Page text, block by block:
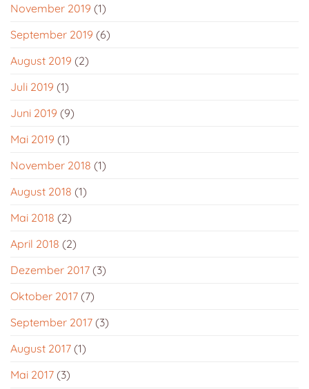
November 2019 (1)
September 2019 (6)
August 2019 (2)
Juli 2019 (1)
Juni 2019 (9)
Mai 2019 (1)
November 2018 (1)
August 2018 (1)
Mai 2018 (2)
April 2018 (2)
Dezember 2017 (3)
Oktober 2017 (7)
September 2017 (3)
August 2017 (1)
Mai 2017 (3)